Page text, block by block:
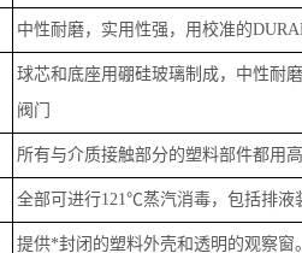
中性耐磨，实用性强，用校准的
球芯和底座用硼硅玻璃制成，中性耐
阀门
所有与介质接触部分的塑料部件都用
全部可进行121℃蒸汽消毒，包括排液
提供*封闭的塑料外壳和透明的观察窗。